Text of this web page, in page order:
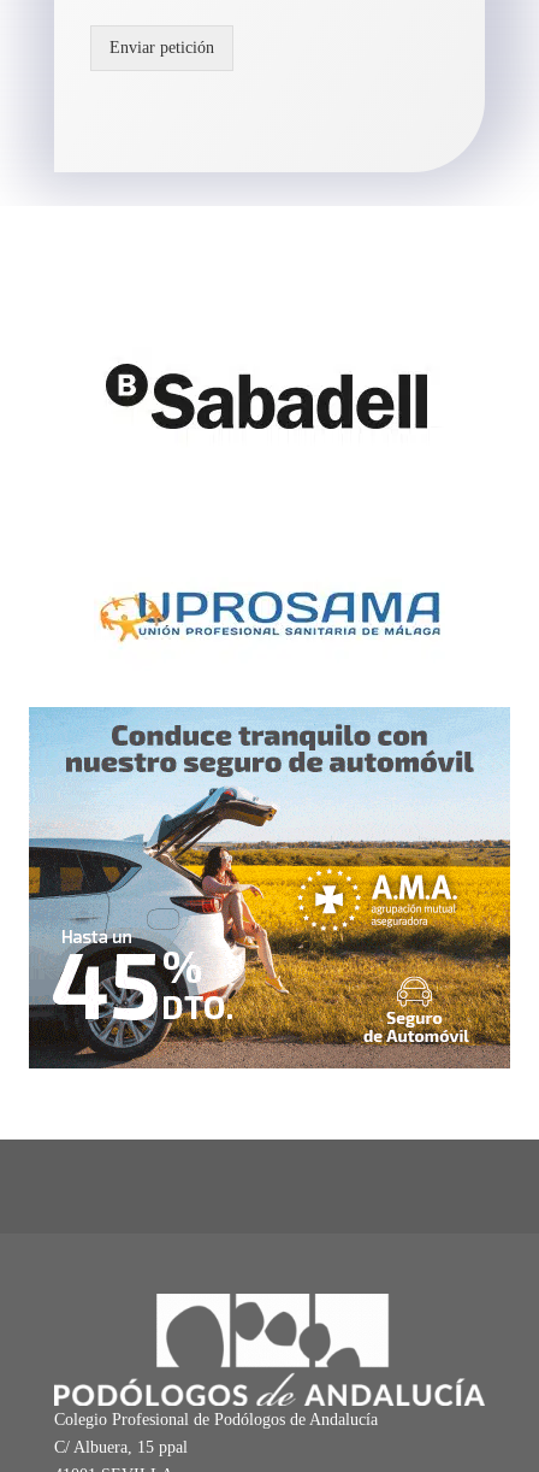
Enviar petición
Colegio Profesional de Podólogos de Andalucía
C/ Albuera, 15 ppal